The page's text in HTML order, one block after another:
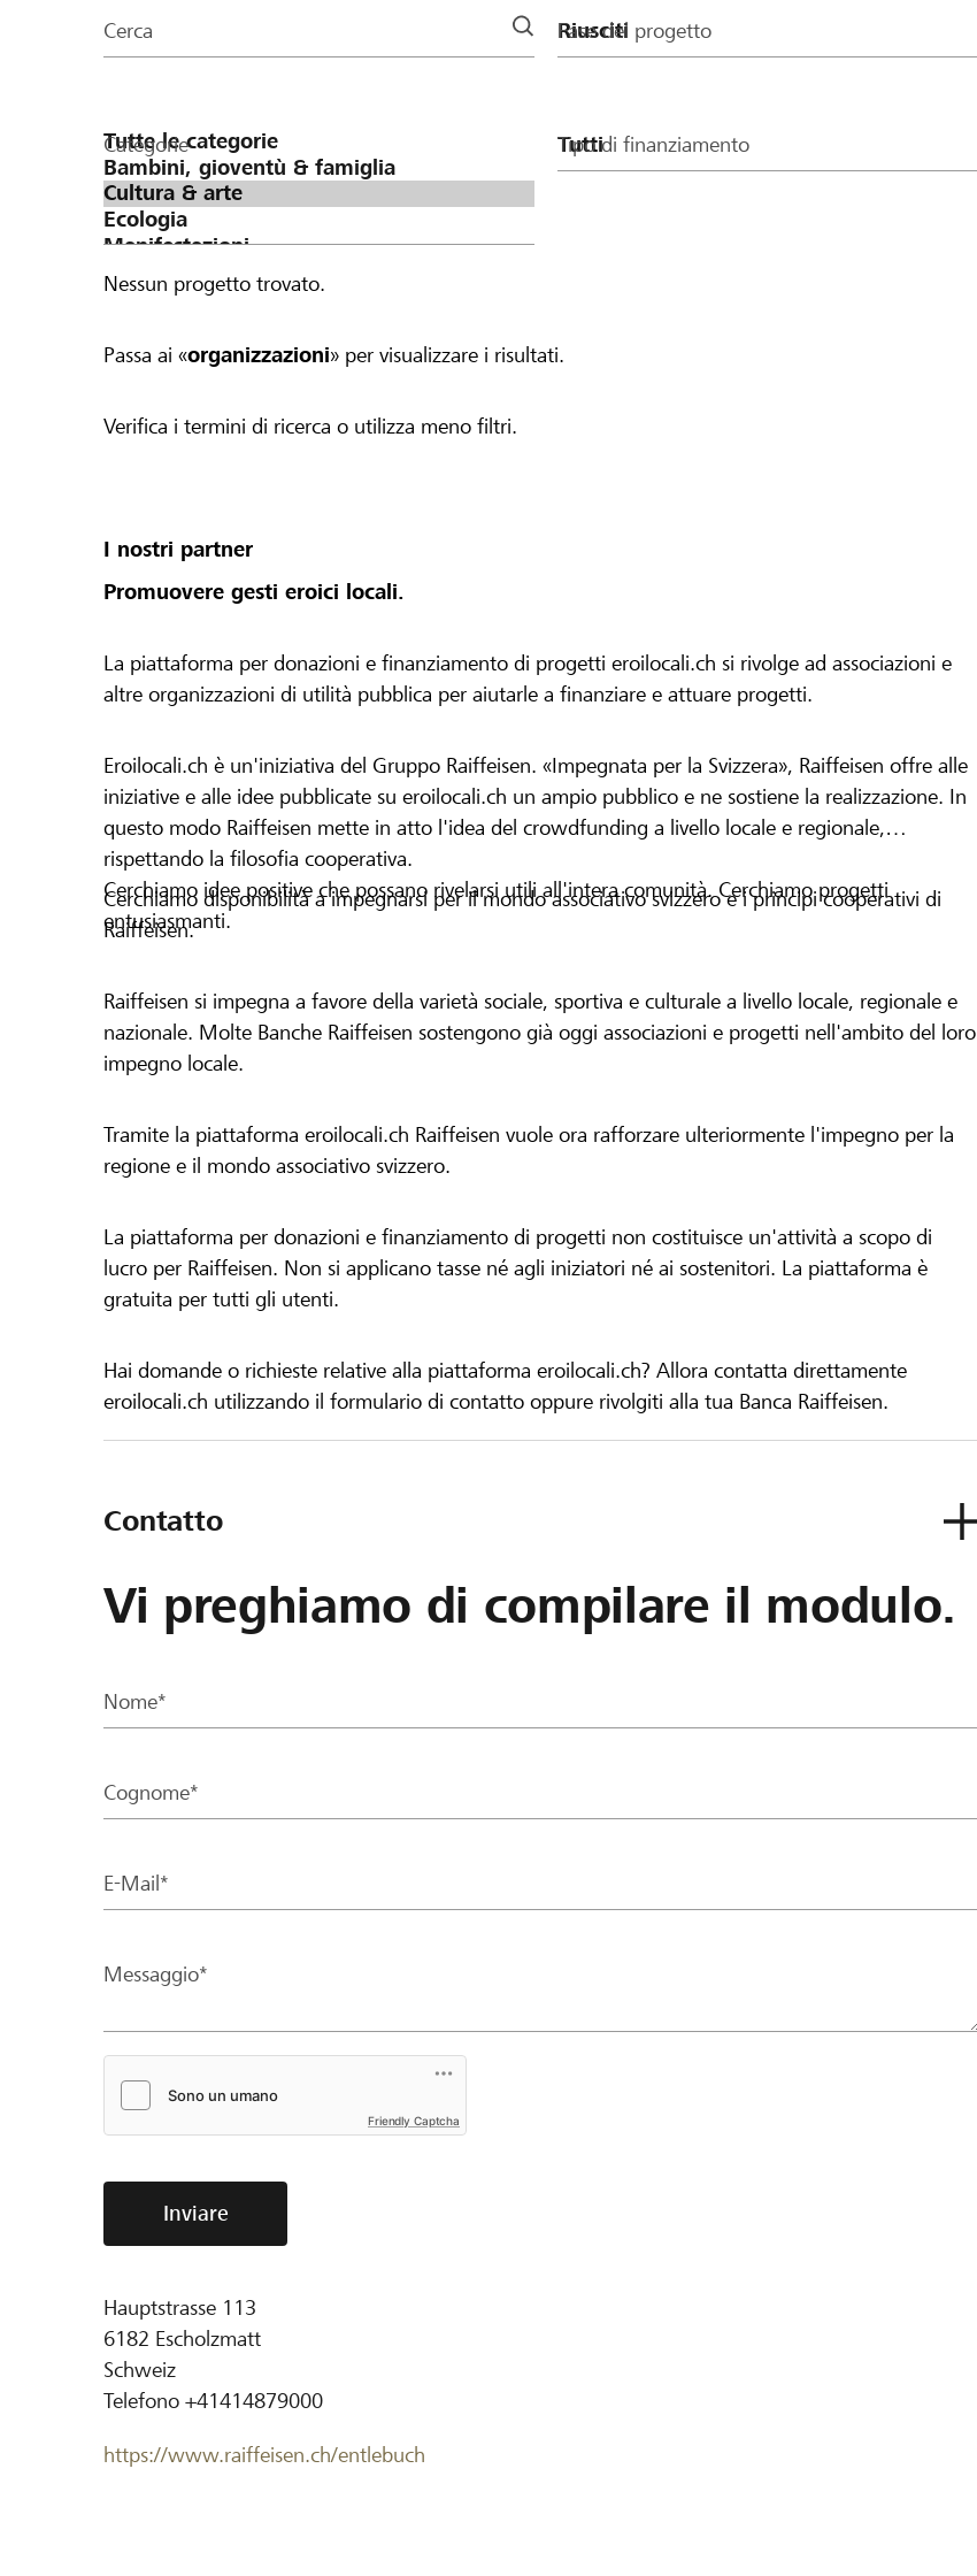
della
Cerca Fase del progetto
Categorie Tipo di finanziamento
Nessun progetto trovato.
Passa ai «organizzazioni» per visualizzare i risultati.
Verifica i termini di ricerca o utilizza meno filtri.
I nostri partner
Promuovere gesti eroici locali.
La piattaforma per donazioni e finanziamento di progetti eroilocali.ch si rivolge ad associazioni e
altre organizzazioni di utilità pubblica per aiutarle a finanziare e attuare progetti.
Eroilocali.ch è un'iniziativa del Gruppo Raiffeisen. «Impegnata per la Svizzera», Raiffeisen offre alle
iniziative e alle idee pubblicate su eroilocali.ch un ampio pubblico e ne sostiene la realizzazione. In
questo modo Raiffeisen mette in atto l'idea del crowdfunding a livello locale e regionale,
rispettando la filosofia cooperativa.
Cerchiamo idee positive che possano rivelarsi utili all'intera comunità. Cerchiamo progetti
entusiasmanti.
Cerchiamo disponibilità a impegnarsi per il mondo associativo svizzero e i principi cooperativi di
Raiffeisen.
Raiffeisen si impegna a favore della varietà sociale, sportiva e culturale a livello locale, regionale e
nazionale. Molte Banche Raiffeisen sostengono già oggi associazioni e progetti nell'ambito del loro
impegno locale.
Tramite la piattaforma eroilocali.ch Raiffeisen vuole ora rafforzare ulteriormente l'impegno per la
regione e il mondo associativo svizzero.
La piattaforma per donazioni e finanziamento di progetti non costituisce un'attività a scopo di
lucro per Raiffeisen. Non si applicano tasse né agli iniziatori né ai sostenitori. La piattaforma è
gratuita per tutti gli utenti.
Hai domande o richieste relative alla piattaforma eroilocali.ch? Allora contatta direttamente
eroilocali.ch utilizzando il formulario di contatto oppure rivolgiti alla tua Banca Raiffeisen.
Contatto
Vi preghiamo di compilare il modulo.
Nome*
Cognome*
E-Mail*
Messaggio*
Friendly Captcha
Inviare
Hauptstrasse 113
6182 Escholzmatt
Schweiz
Telefono +41414879000
https://www.raiffeisen.ch/entlebuch